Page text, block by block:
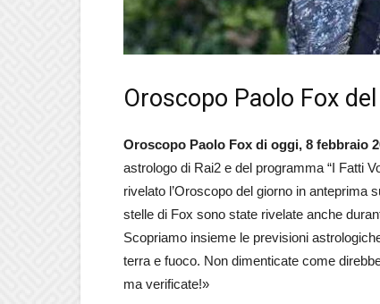
Oroscopo Paolo Fox
Oroscopo Paolo Fox di oggi, 8 febbraio
astrologo di Rai2 e del programma “I Fatti
rivelato l’Oroscopo del giorno in anteprima
stelle di Fox sono state rivelate anche
Scopriamo insieme le previsioni
terra e fuoco. Non dimenticate come
ma verificate!»